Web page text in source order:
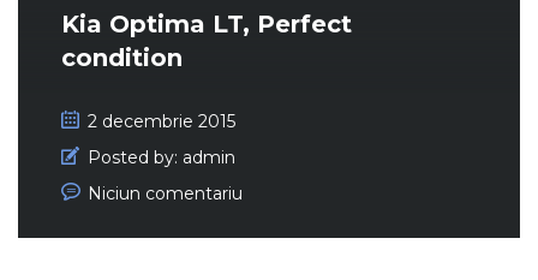
Kia Optima LT, Perfect
condition
2 decembrie 2015
Posted by: admin
Niciun comentariu